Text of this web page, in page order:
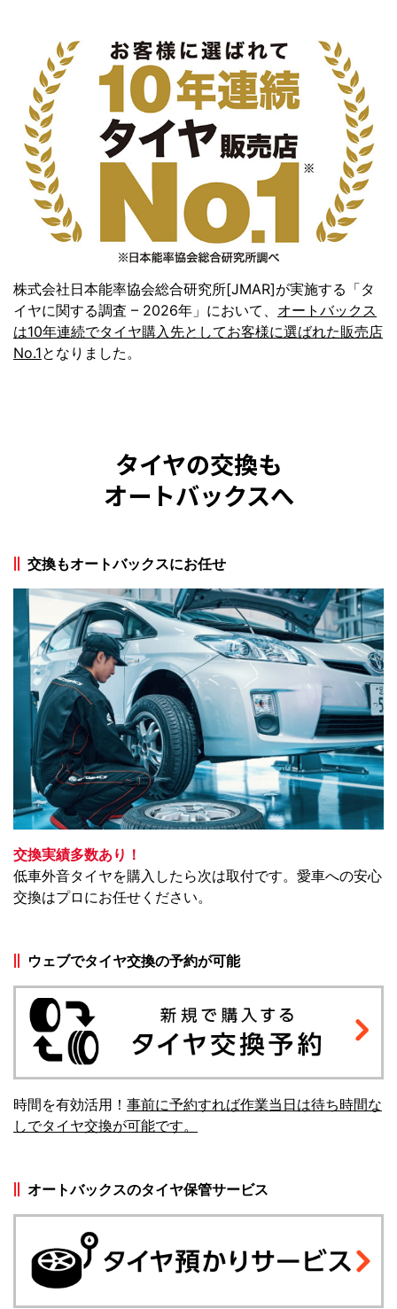
株式会社日本能率協会総合研究所[JMAR]が実施する「タ
イヤに関する調査 – 2026年」において、 オートバックス
は10年連続でタイヤ購入先としてお客様に選ばれた販売店
No.1となりました。
タイヤの交換も
オートバックスへ
交換もオートバックスにお任せ
交換実績多数あり！
低車外音タイヤを購入したら次は取付です。愛車への安心
交換はプロにお任せください。
ウェブでタイヤ交換の予約が可能
時間を有効活用！ 事前に予約すれば作業当日は待ち時間な
しでタイヤ交換が可能です。
オートバックスのタイヤ保管サービス